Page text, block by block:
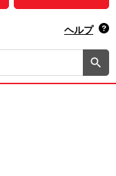
ヘルプ